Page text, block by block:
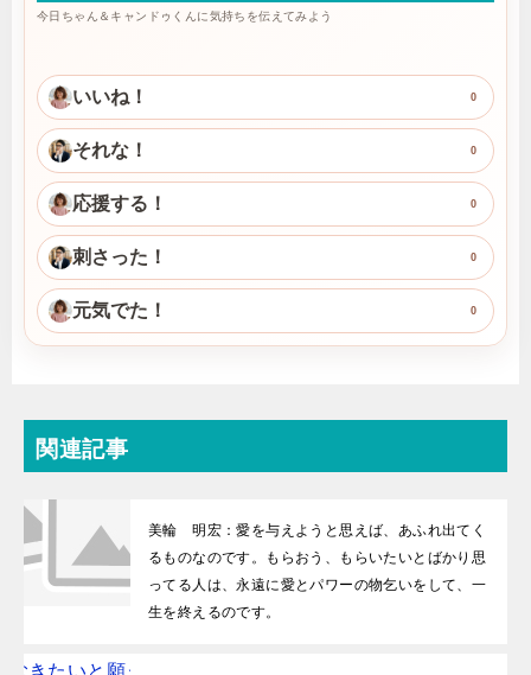
今日ちゃん＆キャンドゥくんに気持ちを伝えてみよう
いいね！ 0
それな！ 0
応援する！ 0
刺さった！ 0
元気でた！ 0
関連記事
美輪 明宏：愛を与えようと思えば、あふれ出てく
るものなのです。もらおう、もらいたいとばかり思
ってる人は、永遠に愛とパワーの物乞いをして、一
生を終えるのです。